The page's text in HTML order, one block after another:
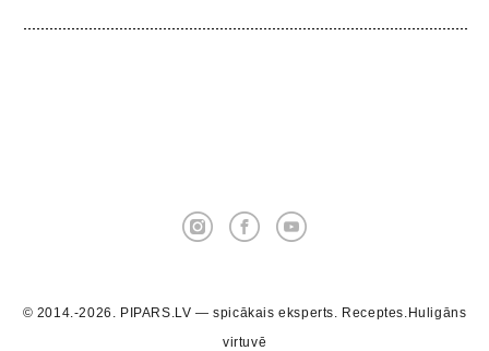
© 2014.-2026. PIPARS.LV — spicākais eksperts. Receptes.Huligāns
virtuvē